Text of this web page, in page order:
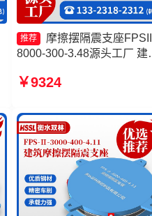
推荐
摩擦摆隔震支座
8000-300-3.48源头工厂 建
座FPSII-3000-400-4.11厂
300-3.48厂家
￥9324